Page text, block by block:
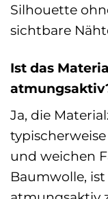
Silhouette
sichtbare
Ist das
Ja, die
und weichen
Baumwolle,